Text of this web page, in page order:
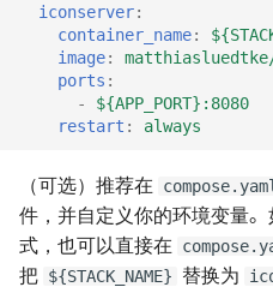
个人文案排版规范
如何保存易逝的文字
如何在 iPad 上运行 VS Code
MkDocs 测试实验室
Windows 初始化与软件推荐
（旧）
使用 gitignore 忽略特殊文件
3D 打印：ABS 与 PLA 的区别
如何批量拉取 Git 仓库更新
如何用 Markdown 写公众号
文章
如何快速删除
iconserver:
container_name:
image:
matthiasluedtke/
ports :
-
${APP_PORT}:8080
restart : always
（可选）推荐在 compose.yaml
件，并自定义你的环境变量
式，也可以直接在
把 ${STACK_NAME} 替换为